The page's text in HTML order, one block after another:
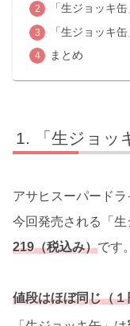
「生ジョッキ
「生ジョッキ
まとめ
「生ジョ
アサヒスーパードラ
今回発売される「生
219（税込み）です
値段はほぼ同じ（